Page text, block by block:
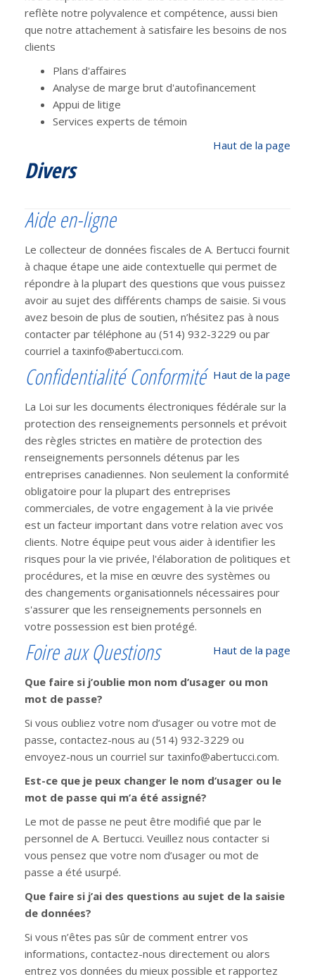
reflète notre polyvalence et compétence, aussi bien
que notre attachement à satisfaire les besoins de nos
clients
Plans d'affaires
Analyse de marge brut d'autofinancement
Appui de litige
Services experts de témoin
Haut de la page
Divers
Aide en-ligne
Le collecteur de données fiscales de A. Bertucci fournit
à chaque étape une aide contextuelle qui permet de
répondre à la plupart des questions que vous puissez
avoir au sujet des différents champs de saisie. Si vous
avez besoin de plus de soutien, n’hésitez pas à nous
contacter par téléphone au (514) 932-3229 ou par
courriel a taxinfo@abertucci.com.
Haut de la page
Confidentialité Conformité
La Loi sur les documents électroniques fédérale sur la
protection des renseignements personnels et prévoit
des règles strictes en matière de protection des
renseignements personnels détenus par les
entreprises canadiennes. Non seulement la conformité
obligatoire pour la plupart des entreprises
commerciales, de votre engagement à la vie privée
est un facteur important dans votre relation avec vos
clients. Notre équipe peut vous aider à identifier les
risques pour la vie privée, l'élaboration de politiques et
procédures, et la mise en œuvre des systèmes ou
des changements organisationnels nécessaires pour
s'assurer que les renseignements personnels en
votre possession est bien protégé.
Haut de la page
Foire aux Questions
Que faire si j’oublie mon nom d’usager ou mon
mot de passe?
Si vous oubliez votre nom d’usager ou votre mot de
passe, contactez-nous au (514) 932-3229 ou
envoyez-nous un courriel sur taxinfo@abertucci.com.
Est-ce que je peux changer le nom d’usager ou le
mot de passe qui m’a été assigné?
Le mot de passe ne peut être modifié que par le
personnel de A. Bertucci. Veuillez nous contacter si
vous pensez que votre nom d’usager ou mot de
passe a été usurpé.
Que faire si j’ai des questions au sujet de la saisie
de données?
Si vous n’êtes pas sûr de comment entrer vos
informations, contactez-nous directement ou alors
entrez vos données du mieux possible et rapportez